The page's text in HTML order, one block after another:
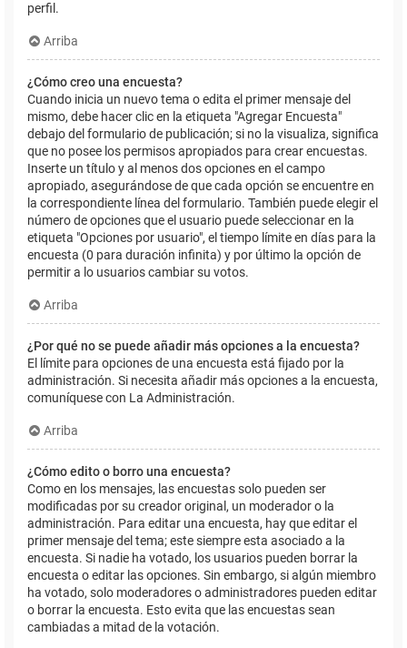
perfil.
Arriba
¿Cómo creo una encuesta?
Cuando inicia un nuevo tema o edita el primer mensaje del
mismo, debe hacer clic en la etiqueta "Agregar Encuesta"
debajo del formulario de publicación; si no la visualiza, significa
que no posee los permisos apropiados para crear encuestas.
Inserte un título y al menos dos opciones en el campo
apropiado, asegurándose de que cada opción se encuentre en
la correspondiente línea del formulario. También puede elegir el
número de opciones que el usuario puede seleccionar en la
etiqueta "Opciones por usuario", el tiempo límite en días para la
encuesta (0 para duración infinita) y por último la opción de
permitir a lo usuarios cambiar su votos.
Arriba
¿Por qué no se puede añadir más opciones a la encuesta?
El límite para opciones de una encuesta está fijado por la
administración. Si necesita añadir más opciones a la encuesta,
comuníquese con La Administración.
Arriba
¿Cómo edito o borro una encuesta?
Como en los mensajes, las encuestas solo pueden ser
modificadas por su creador original, un moderador o la
administración. Para editar una encuesta, hay que editar el
primer mensaje del tema; este siempre esta asociado a la
encuesta. Si nadie ha votado, los usuarios pueden borrar la
encuesta o editar las opciones. Sin embargo, si algún miembro
ha votado, solo moderadores o administradores pueden editar
o borrar la encuesta. Esto evita que las encuestas sean
cambiadas a mitad de la votación.